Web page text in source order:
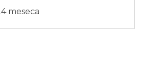
meseca